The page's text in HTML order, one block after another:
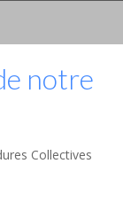
notre
Collectives